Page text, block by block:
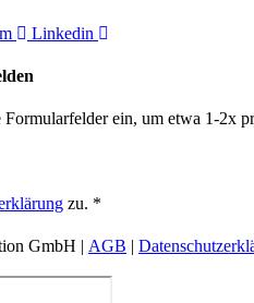
Linkedin
ein, um etwa 1-2x
zu. *
GmbH | AGB |